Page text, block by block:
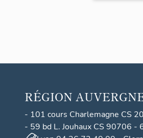
RÉGION
- 101 cours Charlemagne CS
- 59 bd L. Jouhaux CS 90706